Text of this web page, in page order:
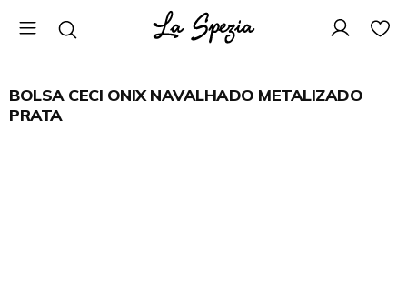
BOLSA CECI ONIX NAVALHADO METALIZADO
PRATA